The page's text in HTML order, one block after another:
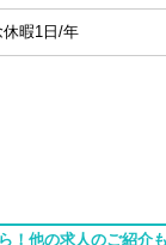
暇1日/年
！他の求人のご紹介